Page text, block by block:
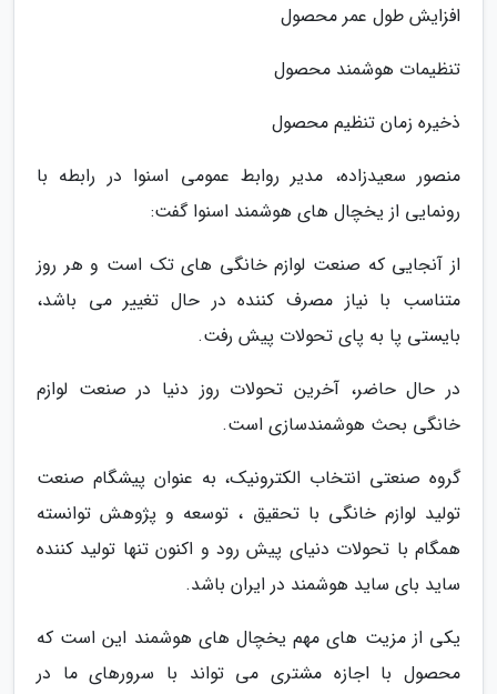
افزایش طول عمر محصول
تنظیمات هوشمند محصول
ذخیره زمان تنظیم محصول
منصور سعیدزاده، مدیر روابط عمومی اسنوا در رابطه با
رونمایی از یخچال های هوشمند اسنوا گفت:
از آنجایی که صنعت لوازم خانگی های تک است و هر روز
متناسب با نیاز مصرف کننده در حال تغییر می باشد،
بایستی پا به پای تحولات پیش رفت.
در حال حاضر، آخرین تحولات روز دنیا در صنعت لوازم
خانگی بحث هوشمندسازی است.
گروه صنعتی انتخاب الکترونیک، به عنوان پیشگام صنعت
تولید لوازم خانگی با تحقیق ، توسعه و پژوهش توانسته
همگام با تحولات دنیای پیش رود و اکنون تنها تولید کننده
ساید بای ساید هوشمند در ایران باشد.
یکی از مزیت های مهم یخچال های هوشمند این است که
محصول با اجازه مشتری می تواند با سرورهای ما در